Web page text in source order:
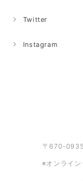
Twitter
Instagram
〒670-
※オンライ